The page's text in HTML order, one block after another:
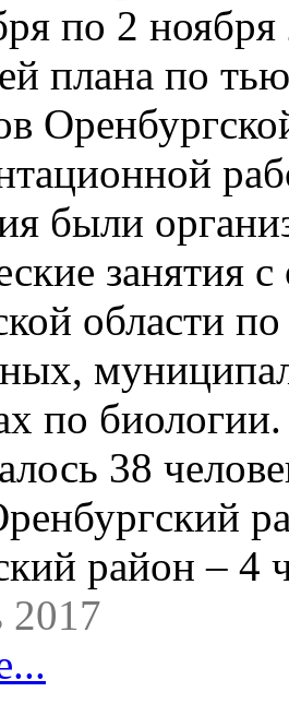
по 2 ноября
плана по
были
занятия
области
по
38
район – 4
2017